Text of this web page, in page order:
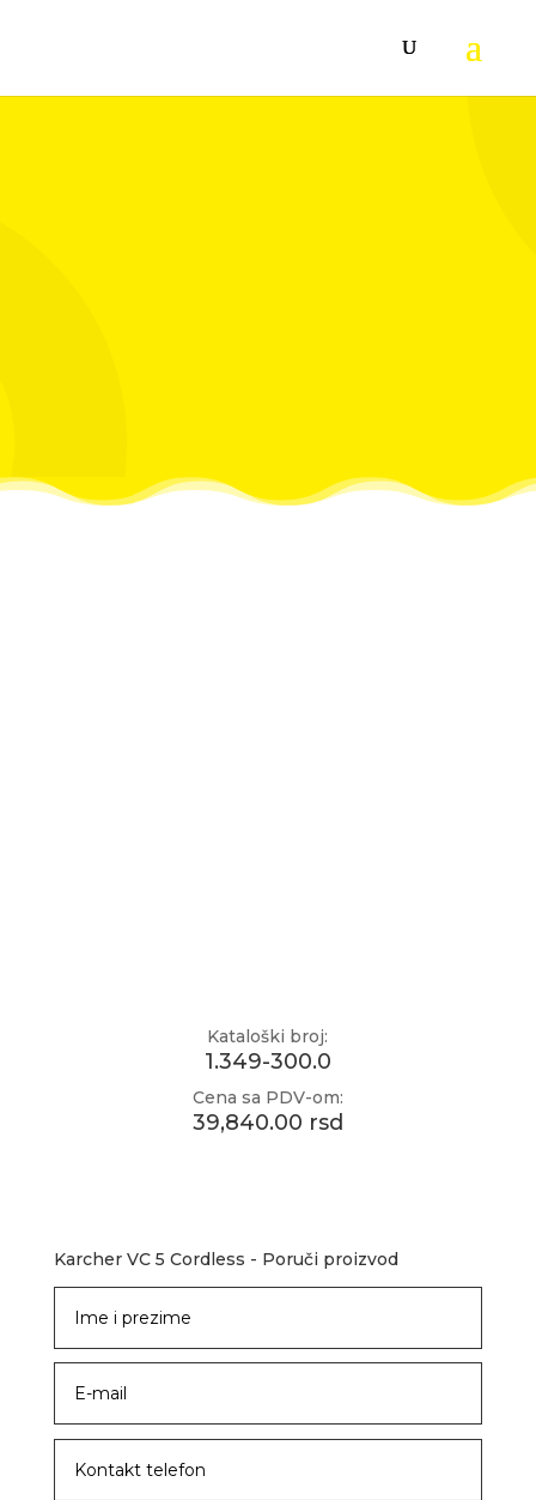
Kataloški broj:
1.349-300.0
Cena sa PDV-om:
39,840.00 rsd
Karcher VC 5 Cordless - Poruči proizvod